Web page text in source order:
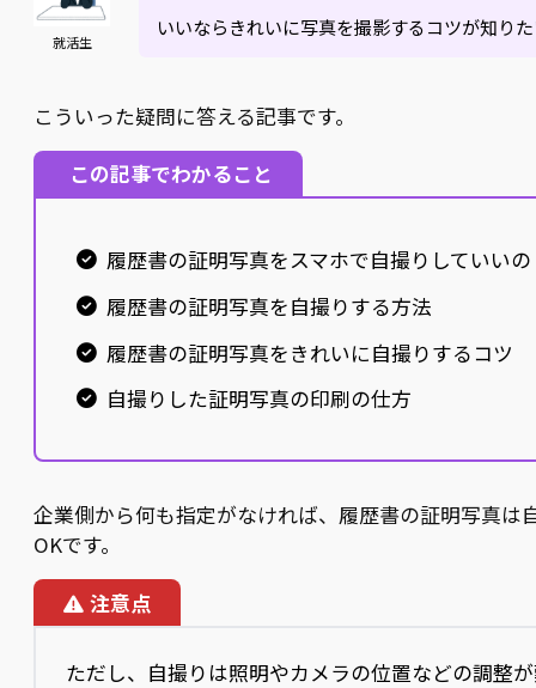
就活生
いいならきれいに写真を撮影するコツが知り
こういった疑問に答える記事です。
この記事でわかること
履歴書の証明写真をスマホで自撮りしていい
履歴書の証明写真を自撮りする方法
履歴書の証明写真をきれいに自撮りするコツ
自撮りした証明写真の印刷の仕方
企業側から何も指定がなければ、履歴書の証明写真は
OKです。
注意点
ただし、自撮りは照明やカメラの位置などの調整